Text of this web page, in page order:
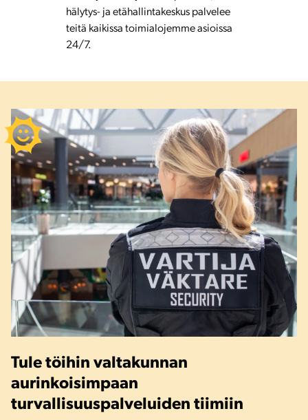
hälytys- ja etähallintakeskus palvelee
teitä kaikissa toimialojemme asioissa
24/7.
Tule töihin valtakunnan
aurinkoisimpaan
turvallisuuspalveluiden tiimiin